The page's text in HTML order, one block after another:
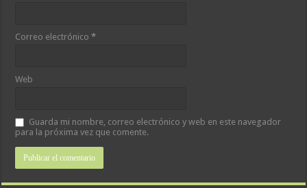
Correo electrónico*
Web
Guarda mi nombre, correo electrónico y web en este navegador
para la próxima vez que comente.